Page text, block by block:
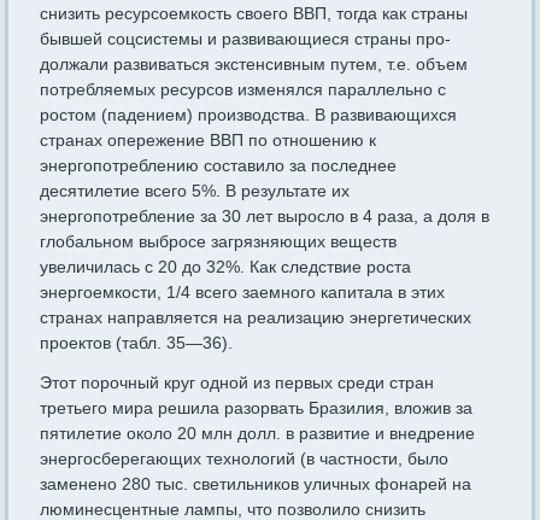
снизить ресурсоемкость своего ВВП, тогда как страны
бывшей соцсистемы и развивающиеся страны про­
должали развиваться экстенсивным путем, т.е. объем
потребляе­мых ресурсов изменялся параллельно с
ростом (падением) произ­водства. В развивающихся
странах опережение ВВП по отношению к
энергопотреблению составило за последнее
десятилетие всего 5%. В результате их
энергопотребление за 30 лет выросло в 4 раза, а доля в
глобальном выбросе загрязняющих веществ
увеличилась с 20 до 32%. Как следствие роста
энергоемкости, 1/4 всего заемного капитала в этих
странах направляется на реализацию энергетиче­ских
проектов (табл. 35—36).
Этот порочный круг одной из первых среди стран
третьего мира решила разорвать Бразилия, вложив за
пятилетие около 20 млн долл. в развитие и внедрение
энергосберегающих технологий (в частности, было
заменено 280 тыс. светильников уличных фонарей на
люминесцентные лампы, что позволило снизить